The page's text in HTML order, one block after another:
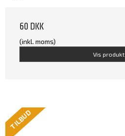
60 DKK
(inkl. moms)
Vis produkt
TILBUD